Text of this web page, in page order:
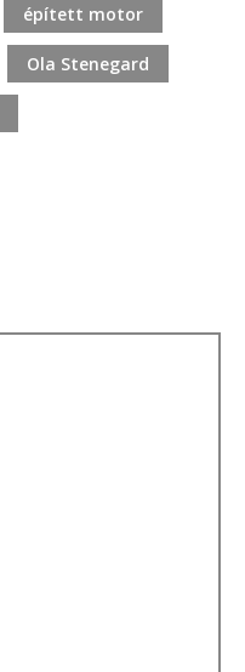
épített motor
Ola Stenegard